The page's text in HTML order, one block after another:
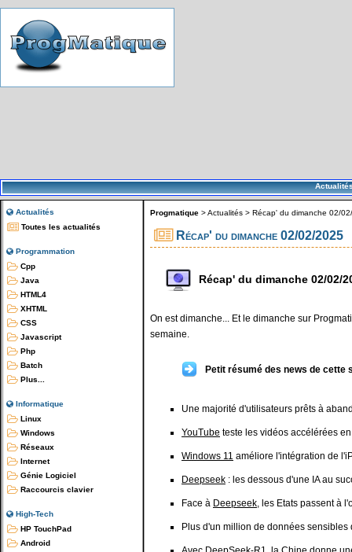
Actualités
Toutes les actualités
Programmation
Cpp
Java
HTML4
XHTML
CSS
Javascript
Php
Batch
Plus...
Informatique
Linux
Windows
Réseaux
Internet
Génie Logiciel
Raccourcis clavier
High-Tech
HP TouchPad
Android
Progmatique >Actualités > Récap' du dimanche 02/
Récap' du dimanche 02/02/2025
Récap' du dimanche 02/02/
On est dimanche... Et le dimanche sur
semaine.
Petit résumé des news de cette
Une majorité d'utilisateurs prêts à
YouTube teste les vidéos accélérées
Windows 11 améliore l'intégration de
Deepseek : les dessous d'une IA au
Face à Deepseek, les Etats passent à
Plus d'un million de données sensibles